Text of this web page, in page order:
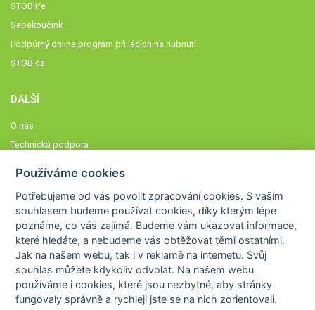
STOBlife
Sebekoučink
Podpůrný online program při lécích na hubnutí
STOB.cz
DALŠÍ
O nás
Technická podpora
Členové STOBklubu
Zásady nakládání s osobními údaji
Otestujte se
Spočítejte si
Výzva 52
Používáme cookies
Potřebujeme od vás povolit zpracování cookies. S vaším
souhlasem budeme používat cookies, díky kterým lépe
poznáme,co vás zajímá. Budeme vám ukazovat informace,
které hledáte, a nebudeme vás obtěžovat těmi ostatními.
Jak na našem webu, tak i v reklamě na internetu. Svůj
souhlas můžete kdykoliv odvolat. Na našem webu
používáme i cookies, které jsou nezbytné, aby stránky
fungovaly správně a rychleji jste se na nich zorientovali.